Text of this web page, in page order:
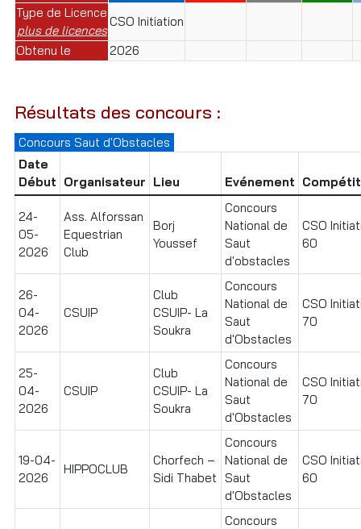
Type de Licence
plus de licences
CSO Initiation
Obtenu le
2026
Résultats des concours :
Concours Saut d'Obstacles
Date
Début Organisateur Lieu Evénement
24-
05-
2026
Ass. Alforssan
Equestrian
Club
Borj
Youssef
Concours
National de
Saut
d'obstacles
CSO
60
26-
04-
2026
CSUIP
Club
CSUIP- La
Soukra
Concours
National de
Saut
d'Obstacles
CSO
70
25-
04-
2026
CSUIP
Club
CSUIP- La
Soukra
Concours
National de
Saut
d'Obstacles
CSO
70
19-04-
2026
HIPPOCLUB
Chorfech –
Sidi Thabet
Concours
National de
Saut
d'Obstacles
CSO
60
Concours